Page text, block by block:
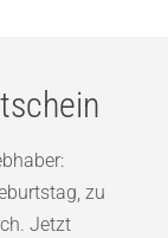
zu
Jetzt